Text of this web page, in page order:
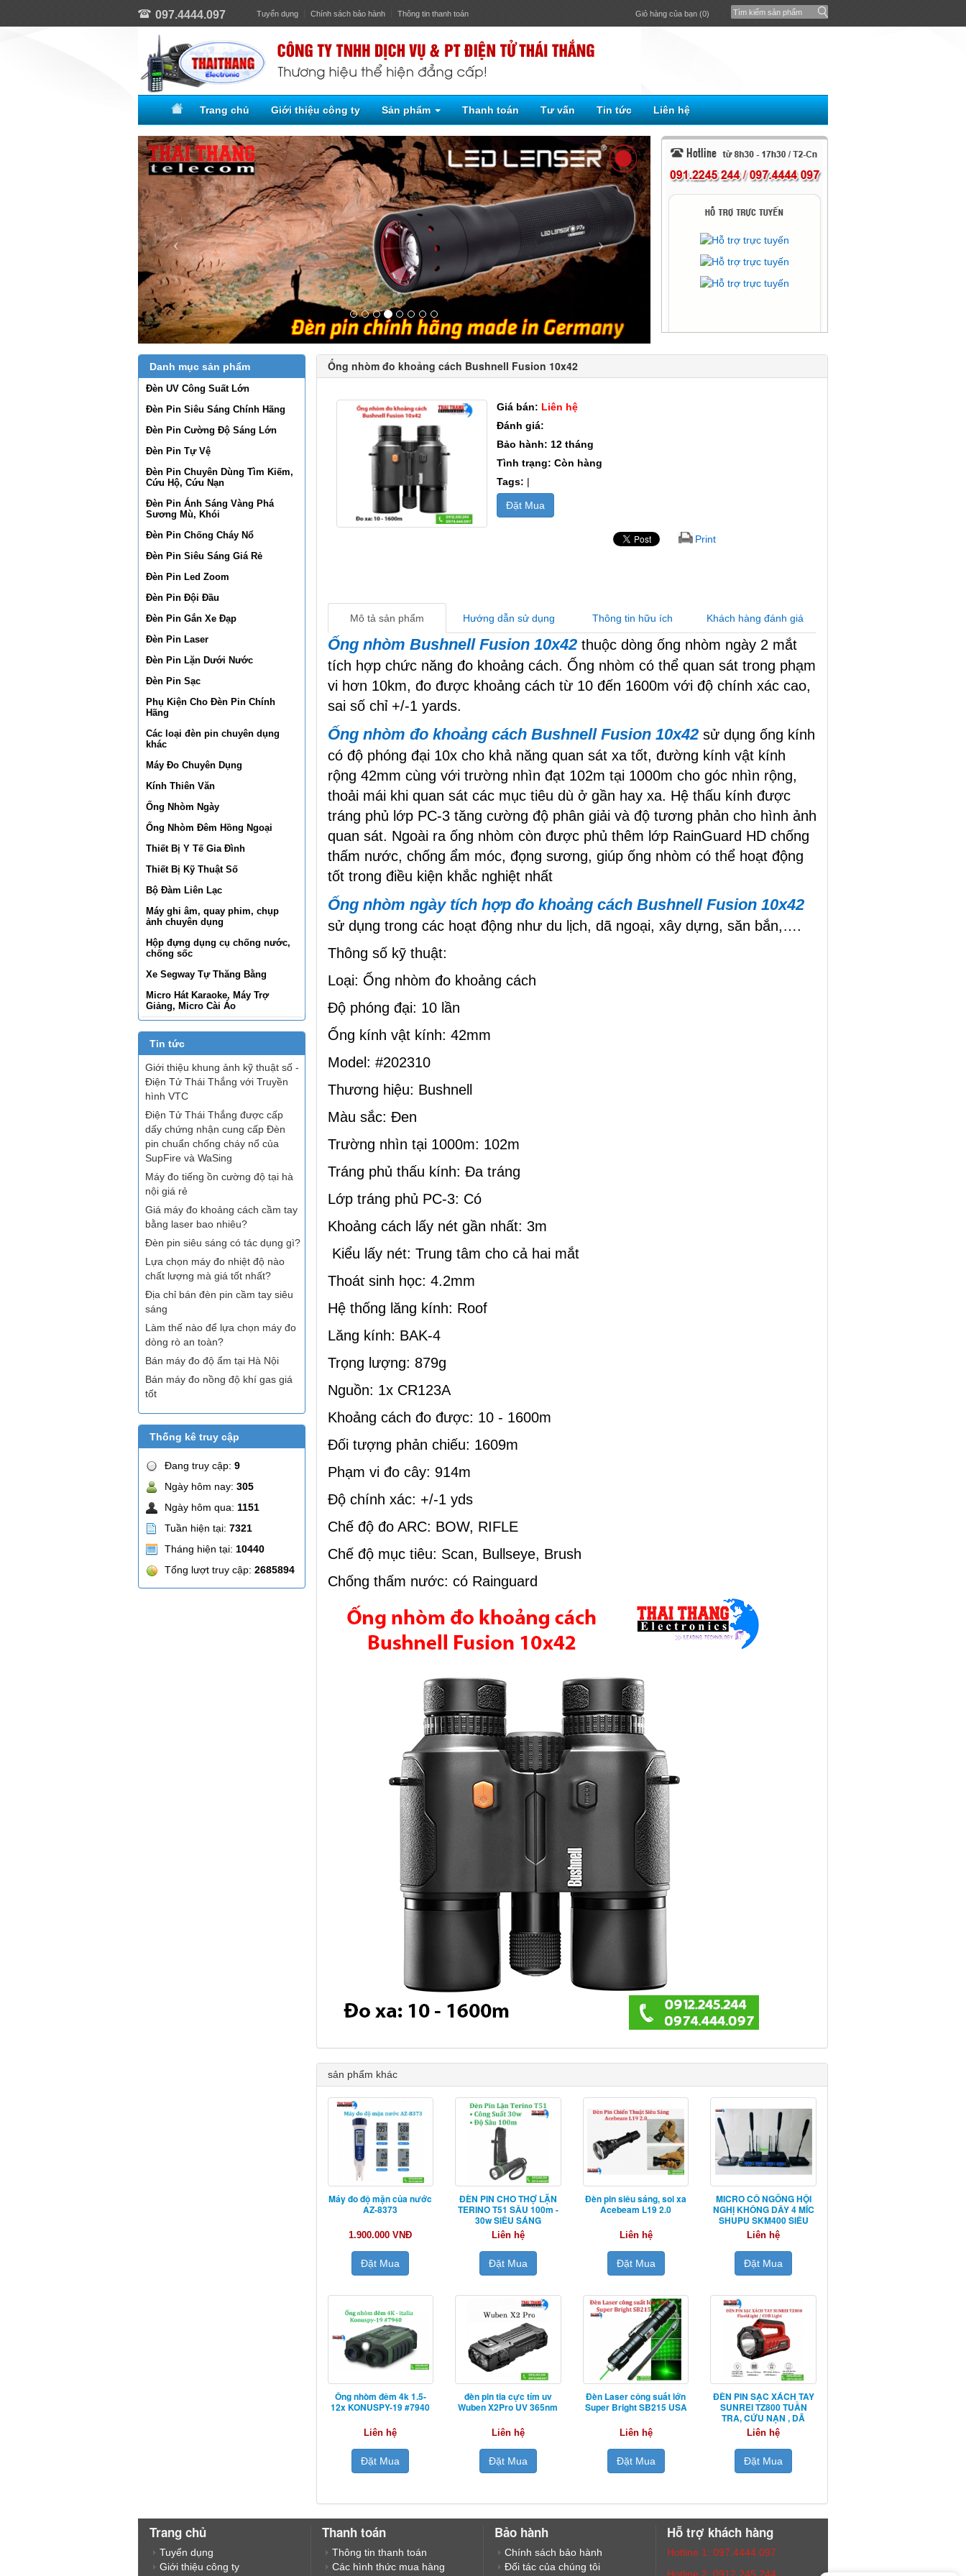
097.4444.097 Tuyển dụng Chính sách bảo hành Thông tin thanh toán Giỏ hàng của bạn (0)
Trang chủ Giới thiệu công ty Sản phẩm Thanh toán Tư vấn Tin tức Liên hệ
Danh mục sản phẩm
Đèn UV Công Suất Lớn
Đèn Pin Siêu Sáng Chính Hãng
Đèn Pin Cường Độ Sáng Lớn
Đèn Pin Tự Vệ
Đèn Pin Chuyên Dùng Tìm Kiếm,
Cứu Hộ, Cứu Nạn
Đèn Pin Ánh Sáng Vàng Phá
Sương Mù, Khói
Đèn Pin Chống Cháy Nổ
Đèn Pin Siêu Sáng Giá Rẻ
Đèn Pin Led Zoom
Đèn Pin Đội Đầu
Đèn Pin Gắn Xe Đạp
Đèn Pin Laser
Đèn Pin Lặn Dưới Nước
Đèn Pin Sạc
Phụ Kiện Cho Đèn Pin Chính
Hãng
Các loại đèn pin chuyên dụng
khác
Máy Đo Chuyên Dụng
Kính Thiên Văn
Ống Nhòm Ngày
Ống Nhòm Đêm Hồng Ngoại
Thiết Bị Y Tế Gia Đình
Thiết Bị Kỹ Thuật Số
Bộ Đàm Liên Lạc
Máy ghi âm, quay phim, chụp
ảnh chuyên dụng
Hộp đựng dụng cụ chống nước,
chống sốc
Xe Segway Tự Thăng Bằng
Micro Hát Karaoke, Máy Trợ
Giảng, Micro Cài Áo
Tin tức
Giới thiệu khung ảnh kỹ thuật số -
Điện Tử Thái Thắng với Truyền
hình VTC
Điện Tử Thái Thắng được cấp
dấy chứng nhận cung cấp Đèn
pin chuẩn chống cháy nổ của
SupFire và WaSing
Máy đo tiếng ồn cường độ tại hà
nội giá rẻ
Giá máy đo khoảng cách cầm tay
bằng laser bao nhiêu?
Đèn pin siêu sáng có tác dụng gì?
Lựa chọn máy đo nhiệt độ nào
chất lượng mà giá tốt nhất?
Địa chỉ bán đèn pin cầm tay siêu
sáng
Làm thế nào để lựa chọn máy đo
dòng rò an toàn?
Bán máy đo độ ẩm tại Hà Nội
Bán máy đo nồng độ khí gas giá
tốt
Thống kê truy cập
Đang truy cập: 9
Ngày hôm nay: 305
Ngày hôm qua: 1151
Tuần hiện tại: 7321
Tháng hiện tại: 10440
Tổng lượt truy cập: 2685894
Ống nhòm đo khoảng cách Bushnell Fusion 10x42
Giá bán: Liên hệ
Đánh giá:
Bảo hành: 12 tháng
Tình trạng: Còn hàng
Tags: |
Đặt Mua
Print
Mô tả sản phẩm Hướng dẫn sử dụng Thông tin hữu ích Khách hàng đánh giá
Ống nhòm Bushnell Fusion 10x42thuộc dòng ống nhòm ngày 2 mắt
tích hợp chức năng đo khoảng cách. Ống nhòm có thể quan sát trong phạm
vi hơn 10km, đo được khoảng cách từ 10 đến 1600m với độ chính xác cao,
sai số chỉ +/-1 yards.
Ống nhòm đo khoảng cách Bushnell Fusion 10x42sử dụng ống kính
có độ phóng đại 10x cho khả năng quan sát xa tốt, đường kính vật kính
rộng 42mm cùng với trường nhìn đạt 102m tại 1000m cho góc nhìn rộng,
thoải mái khi quan sát các mục tiêu dù ở gần hay xa. Hệ thấu kính được
tráng phủ lớp PC-3 tăng cường độ phân giải và độ tương phản cho hình ảnh
quan sát. Ngoài ra ống nhòm còn được phủ thêm lớp RainGuard HD chống
thấm nước, chống ẩm móc, đọng sương, giúp ống nhòm có thể hoạt động
tốt trong điều kiện khắc nghiệt nhất
Ống nhòm ngày tích hợp đo khoảng cách Bushnell Fusion 10x42
sử dụng trong các hoạt động như du lịch, dã ngoại, xây dựng, săn bắn,….
Thông số kỹ thuật:
Loại: Ống nhòm đo khoảng cách
Độ phóng đại: 10 lần
Ống kính vật kính: 42mm
Model: #202310
Thương hiệu: Bushnell
Màu sắc: Đen
Trường nhìn tại 1000m: 102m
Tráng phủ thấu kính: Đa tráng
Lớp tráng phủ PC-3: Có
Khoảng cách lấy nét gần nhất: 3m
Kiểu lấy nét: Trung tâm cho cả hai mắt
Thoát sinh học: 4.2mm
Hệ thống lăng kính: Roof
Lăng kính: BAK-4
Trọng lượng: 879g
Nguồn: 1x CR123A
Khoảng cách đo được: 10 - 1600m
Đối tượng phản chiếu: 1609m
Phạm vi đo cây: 914m
Độ chính xác: +/-1 yds
Chế độ đo ARC: BOW, RIFLE
Chế độ mục tiêu: Scan, Bullseye, Brush
Chống thấm nước: có Rainguard
sản phẩm khác
Máy đo độ mặn của nước
AZ-8373
1.900.000 VNĐ
Đặt Mua
ĐÈN PIN CHO THỢ LẶN
TERINO T51 SÂU 100m -
30w SIÊU SÁNG
Liên hệ
Đặt Mua
Đèn pin siêu sáng, soi xa
Acebeam L19 2.0
Liên hệ
Đặt Mua
MICRO CỔ NGỖNG HỘI
NGHỊ KHÔNG DÂY 4 MÍC
SHUPU SKM400 SIÊU
NHẠY
Liên hệ
Đặt Mua
Ống nhòm đêm 4k 1.5-
12x KONUSPY-19 #7940
Liên hệ
Đặt Mua
đèn pin tia cực tím uv
Wuben X2Pro UV 365nm
Liên hệ
Đặt Mua
Đèn Laser công suất lớn
Super Bright SB215 USA
Liên hệ
Đặt Mua
ĐÈN PIN SẠC XÁCH TAY
SUNREI TZ800 TUẦN
TRA, CỨU NẠN , DÃ
NGOẠI
Liên hệ
Đặt Mua
Trang chủ
Tuyển dụng
Giới thiệu công ty
Thanh toán
Thông tin thanh toán
Các hình thức mua hàng
Bảo hành
Chính sách bảo hành
Đối tác của chúng tôi
Hỗ trợ khách hàng
Hotline 1: 097.4444.097